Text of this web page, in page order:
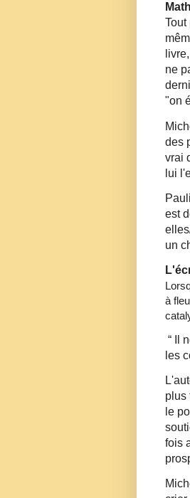
Tout
ne
"on
des
vrai
lui
est
un
à
“ Il
les
plus
le
fois